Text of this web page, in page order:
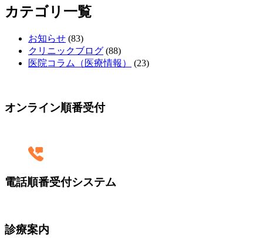
カテゴリ一覧
お知らせ (83)
クリニックブログ (88)
医院コラム（医療情報）
(23)
オンライン順番受付
電話順番受付システム
診療案内